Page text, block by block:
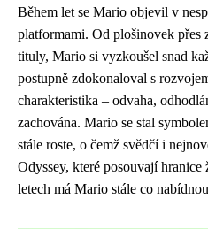
Během let se Mario objevil v
platformami. Od plošinovek přes
tituly, Mario si vyzkoušel snad
postupně zdokonaloval s
charakteristika – odvaha,
zachována. Mario se stal
stále roste, o čemž svědčí i
Odyssey, které posouvají
letech má Mario stále co